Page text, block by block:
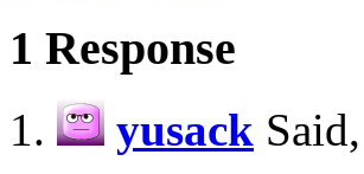
1 Response
yusack Said,